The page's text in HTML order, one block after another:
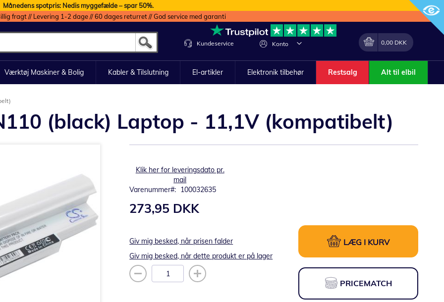
Månedens spotpris: Nedis myggefælde – spar 50%.
fragt // Levering 1-2 dage // 60 dages returret // God service med garanti
Konto
Lave
Min indkøbskurv
0,00 DKK
Kundeservice
Værktøj Maskiner & Bolig Kabler & Tilslutning El-artikler Elektronik tilbehør Restsalg Alt til elbil
(black) Laptop - 11,1V (kompatibelt)
Klik her for leveringsdato pr.
mail
Varenummer
100032635
273,95 DKK
Giv mig besked, når prisen falder
Giv mig besked, når dette produkt er på lager
LÆG I KURV
PRICEMATCH